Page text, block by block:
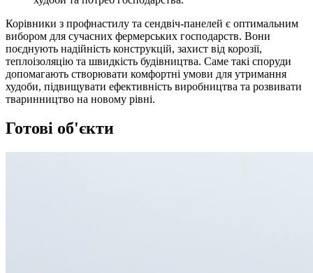
Корівники з профнастилу та сендвіч-панелей є оптимальним
вибором для сучасних фермерських господарств. Вони
поєднують надійність конструкцій, захист від корозії,
теплоізоляцію та швидкість будівництва. Саме такі споруди
допомагають створювати комфортні умови для утримання
худоби, підвищувати ефективність виробництва та розвивати
тваринництво на новому рівні.
Готові об'єкти